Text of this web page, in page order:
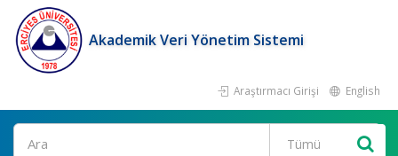
Akademik Veri Yönetim Sistemi
Araştırmacı Girişi English
Ara